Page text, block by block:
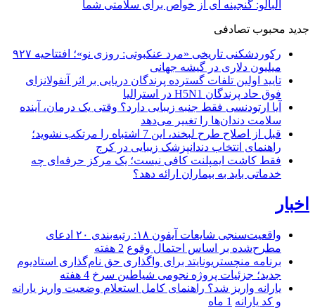
آلبالو: گنجینه ای از خواص برای سلامتی شما
جدید محبوب تصادفی
رکوردشکنی تاریخی «مرد عنکبوتی: روزی نو»؛ افتتاحیه ۹۲۷
میلیون دلاری در گیشه جهانی
تایید اولین تلفات گسترده پرندگان دریایی بر اثر آنفولانزای
فوق حاد پرندگان H5N1 در استرالیا
آیا ارتودنسی فقط جنبه زیبایی دارد؟ وقتی یک درمان، آینده
سلامت دندان‌ها را تغییر می‌دهد
قبل از اصلاح طرح لبخند، این 7 اشتباه را مرتکب نشوید؛
راهنمای انتخاب دندانپزشک زیبایی در کرج
فقط کاشت ایمپلنت کافی نیست؛ یک مرکز حرفه‌ای چه
خدماتی باید به بیماران ارائه دهد؟
اخبار
واقعیت‌سنجی شایعات آیفون ۱۸: رتبه‌بندی ۲۰ ادعای
مطرح‌شده بر اساس احتمال وقوع 2 هفته
برنامه منچستریونایتد برای واگذاری حق نام‌گذاری استادیوم
جدید؛ جزئیات پروژه نجومی شیاطین سرخ 4 هفته
یارانه واریز شد؟ راهنمای کامل استعلام وضعیت واریز یارانه
و کد یارانه 1 ماه